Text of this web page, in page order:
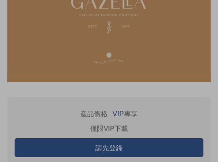
産品價格 VIP專享
僅限VIP下載
請先登錄